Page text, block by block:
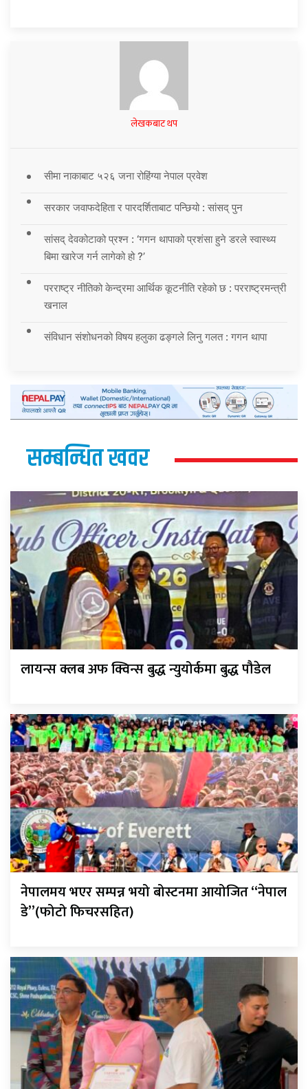
लेखकबाट थप
सीमा नाकाबाट ५२६ जना रोहिंग्या नेपाल प्रवेश
सरकार जवाफदेहिता र पारदर्शिताबाट पन्छियो : सांसद् पुन
सांसद् देवकोटाको प्रश्न : ‘गगन थापाको प्रशंसा हुने डरले स्वास्थ्य
बिमा खारेज गर्न लागेको हो ?’
परराष्ट्र नीतिको केन्द्रमा आर्थिक कूटनीति रहेको छ : परराष्ट्रमन्त्री
खनाल
संविधान संशोधनको विषय हलुका ढङ्गले लिनु गलत : गगन थापा
सम्बन्धित खवर
लायन्स क्लब अफ क्विन्स बुद्ध न्युयोर्कमा बुद्ध पौडेल
नेपालमय भएर सम्पन्न भयो बोस्टनमा आयोजित “नेपाल
डे”(फोटो फिचरसहित)